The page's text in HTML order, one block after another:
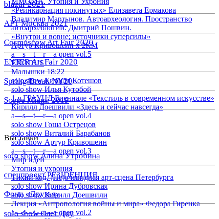
blazar 2021
АРТ Москва 2021
Cosmoscow Art Fair 2020
ENTER Art Fair 2020
Spring/Break NY20
Scope Miami 2019
Выставки
solo show Алина Утробина
спецпроект РЕЗIDЕНЦИЯ
Фонд «Друзья»
solo show Олег Доу
«Реинкарнация покинутых» Елизавета Ермакова
Владимир Мартынов. Автоархеология. Пространство
автоархеологии. Дмитрий Пошвин.
«Внутри и вовне: источники суперсилы»
Артур Кривошеин х 2КМ
a—s—t—r—a open vol.5
EXODUS
Малышки 18:22
solo show Кирилл Котешов
solo show Илья Кутобой
1-я ГРАУНД Биеннале «Текстиль в современном искусстве»
Кирилл Доешвили «Здесь и сейчас навсегда»
a—s—t—r—a open vol.4
solo show Гоша Острецов
solo show Виталий Барабанов
solo show Артур Кривошеин
a—s—t—r—a open vol.3
Мир идей
Утопия и ухрония
Тихий ход. (Не)очевидная арт-сцена Петербурга
solo show Ирина Дубровская
solo show Кирилл Доешвили
Лекция «Антропология войны и мира» Федора Гиренка
a—s—t—r—a open vol.2